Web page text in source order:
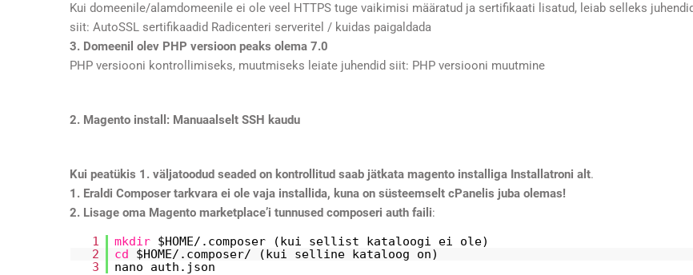
Kui domeenile/alamdomeenile ei ole veel HTTPS tuge vaikimisi määratud ja sertifikaati lisatud, leiab selleks juhendid
siit: AutoSSL sertifikaadid Radicenteri serveritel / kuidas paigaldada
3. Domeenil olev PHP versioon peaks olema 7.0
PHP versiooni kontrollimiseks, muutmiseks leiate juhendid siit: PHP versiooni muutmine
2. Magento install: Manuaalselt SSH kaudu
Kui peatükis 1. väljatoodud seaded on kontrollitud saab jätkata magento installiga Installatroni alt.
1. Eraldi Composer tarkvara ei ole vaja installida, kuna on süsteemselt cPanelis juba olemas!
2. Lisage oma Magento marketplace’i tunnused composeri auth faili:
1
mkdir $HOME/.composer (kui sellist kataloogi ei ole)
2
cd
$HOME/.composer/ (kui selline kataloog on)
3
nano auth.json